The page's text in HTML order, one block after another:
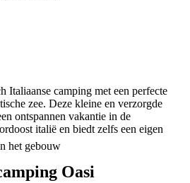
Italiaanse camping met een perfecte
zee. Deze kleine en verzorgde
ontspannen vakantie in de
italië en biedt zelfs een eigen
Oasi
het gebouw